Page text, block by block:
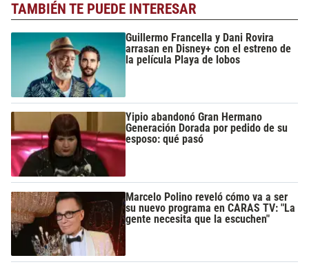
TAMBIÉN TE PUEDE INTERESAR
Guillermo Francella y Dani Rovira
arrasan en Disney+ con el estreno de
la película Playa de lobos
Yipio abandonó Gran Hermano
Generación Dorada por pedido de su
esposo: qué pasó
Marcelo Polino reveló cómo va a ser
su nuevo programa en CARAS TV: "La
gente necesita que la escuchen"